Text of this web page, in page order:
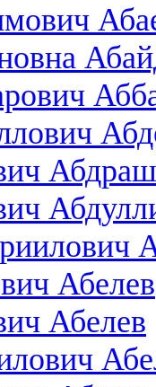
Абелев
Абелев